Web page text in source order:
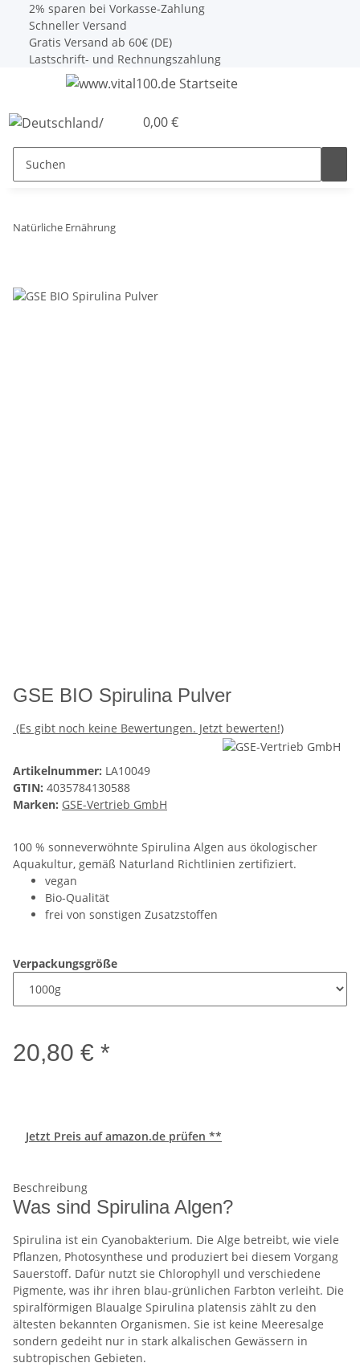
2% sparen bei Vorkasse-Zahlung
Schneller Versand
Gratis Versand ab 60€ (DE)
Lastschrift- und Rechnungszahlung
0,00 €
Natürliche Ernährung
GSE BIO Spirulina Pulver
(Es gibt noch keine Bewertungen. Jetzt bewerten!)
Artikelnummer: LA10049
GTIN: 4035784130588
Marken: GSE-Vertrieb GmbH
100 % sonneverwöhnte Spirulina Algen aus ökologischer
Aquakultur, gemäß Naturland Richtlinien zertifiziert.
vegan
Bio-Qualität
frei von sonstigen Zusatzstoffen
Verpackungsgröße
20,80 € *
Jetzt Preis auf amazon.de prüfen **
Beschreibung
Was sind Spirulina Algen?
Spirulina ist ein Cyanobakterium. Die Alge betreibt, wie viele
Pflanzen, Photosynthese und produziert bei diesem Vorgang
Sauerstoff. Dafür nutzt sie Chlorophyll und verschiedene
Pigmente, was ihr ihren blau-grünlichen Farbton verleiht. Die
spiralförmigen Blaualge Spirulina platensis zählt zu den
ältesten bekannten Organismen. Sie ist keine Meeresalge
sondern gedeiht nur in stark alkalischen Gewässern in
subtropischen Gebieten.